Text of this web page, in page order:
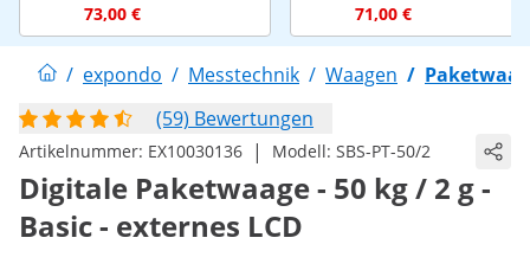
73,00 € 71,00 €
/ expondo / Messtechnik / Waagen /
(59) Bewertungen
Artikelnummer: EX10030136 | Modell: SBS-PT-50/2
Digitale Paketwaage - 50 kg / 2 g -
Basic - externes LCD